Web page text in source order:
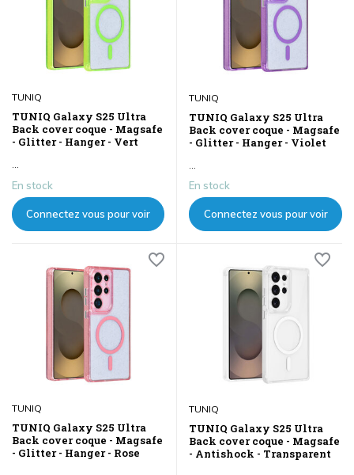
TUNIQ
TUNIQ Galaxy S25 Ultra
Back cover coque - Magsafe
- Glitter - Hanger - Vert
...
En stock
Connectez vous pour voir
TUNIQ
TUNIQ Galaxy S25 Ultra
Back cover coque - Magsafe
- Glitter - Hanger - Violet
En stock
Connectez vous pour voir
TUNIQ
TUNIQ Galaxy S25 Ultra
Back cover coque - Magsafe
- Glitter - Hanger - Rose
TUNIQ
TUNIQ Galaxy S25 Ultra
Back cover coque - Magsafe
- Antishock - Transparent